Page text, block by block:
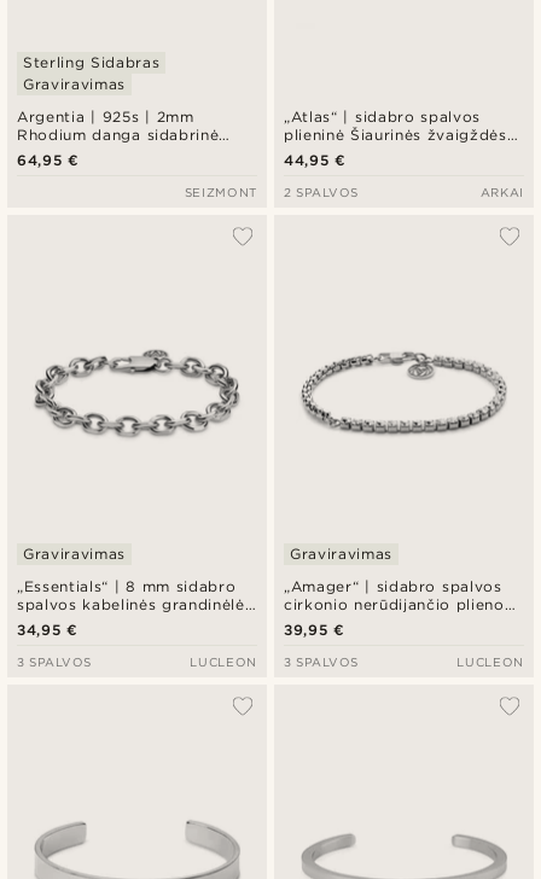
Argentia | 925s | 2mm
Rhodium danga sidabrinė
virvės apyrankė
Sterling Sidabras
Graviravimas
64,95 €
SEIZMONT
„Atlas“ | sidabro spalvos
plieninė Šiaurinės žvaigždės
apyrankė
44,95 €
2 SPALVOS ARKAI
„Essentials“ | 8 mm sidabro
spalvos kabelinės grandinėlės
apyrankė
Graviravimas
34,95 €
3 SPALVOS LUCLEON
„Amager“ | sidabro spalvos
cirkonio nerūdijančio plieno
grandinėlė-apyrankė
Graviravimas
39,95 €
3 SPALVOS LUCLEON